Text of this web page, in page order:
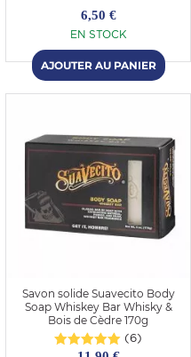
6,50 €
EN STOCK
Savon solide Suavecito Body
Soap Whiskey Bar Whisky &
Bois de Cèdre 170g
(6)